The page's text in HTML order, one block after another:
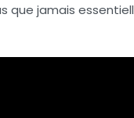
que jamais